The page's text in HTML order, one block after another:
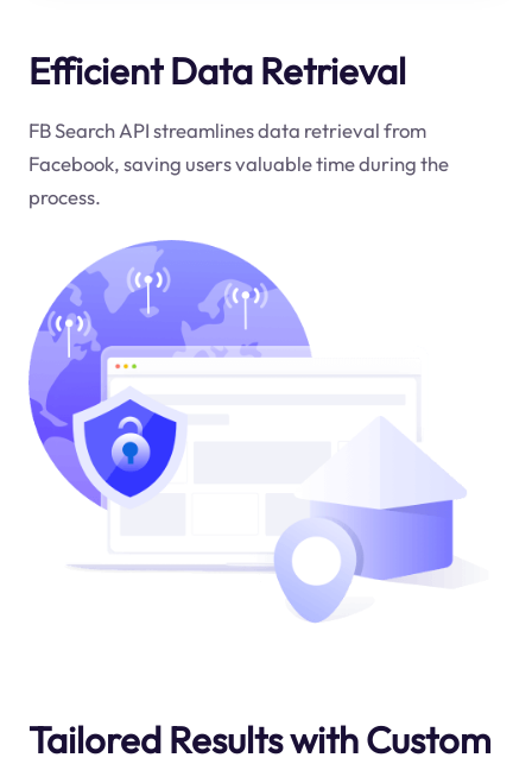
Efficient Data Retrieval
FB Search API streamlines data retrieval from
Facebook, saving users valuable time during the
process.
Tailored Results with Custom